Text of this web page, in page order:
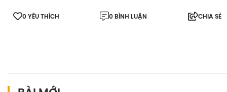
0 YÊU THÍCH 0 BÌNH LUẬN CHIA SẺ